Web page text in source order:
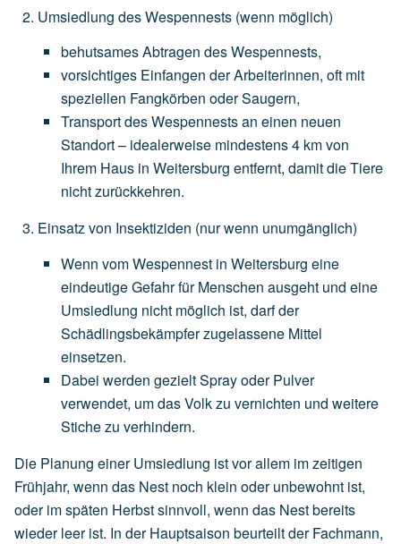
Umsiedlung des Wespennests (wenn möglich)
behutsamesAbtragen desWespennests,
vorsichtiges Einfangen derArbeiterinnen, oft mit
speziellen Fangkörben oderSaugern,
TransportdesWespennestsan einen neuen
Standort– idealerweise mindestens4 kmvon
Ihrem Haus in Weitersburg entfernt, damitdieTiere
nichtzurückkehren.
Einsatz von Insektiziden (nurwenn unumgänglich)
Wenn vomWespennest in Weitersburg eine
eindeutigeGefahrfür Menschen ausgeht und eine
Umsiedlung nicht möglich ist, darfder
Schädlingsbekämpferzugelassene Mittel
einsetzen.
Dabei werden gezieltSprayoder Pulver
verwendet, umdasVolkzu vernichten und weitere
Stichezu verhindern.
Die Planung einer Umsiedlung ist vor allem im zeitigen
Frühjahr, wenn das Nest noch klein oder unbewohnt ist,
oder im späten Herbst sinnvoll, wenn das Nest bereits
wieder leer ist. In der Hauptsaison beurteilt der Fachmann,